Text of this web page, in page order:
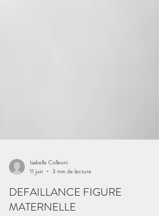
Isabelle Colleoni
11 juin
3 min de lecture